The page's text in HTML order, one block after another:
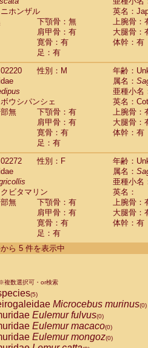
Ateles belzebuth
Ateles geoffroyi
Ateles paniscus
Atelesspp.
Lagothrix lagothricha
Lagothrix lagothricha cana(0)
Cacajao calvus
Callicebus cupreus(0)
Callicebus donacophilus(0)
Callicebus moloch(0)
Callicebus torquatus(0)
Callicebus
Chiropotes satanas
Pithecia monachus
Pithecia pithecia (0)
Cercocebus agilis (0)
Cercocebus
Cercocebus
Cercocebus
Cercocebus
Cercocebus hybrid(0)
Cercocebus
Lophocebus
Papio hamadryas
Papiospp. (0)
Mandrillus
Mandrillus sphinx
Theropithecus
Macaca arctoides
ホンザル
英名：
下顎骨：無
上腕骨：
肩甲骨：有
大腿骨：
寛骨：有
体幹：有
足：有
性別：M
年齢：
属名：
亜種小名
ウシパンシェ
英名：
無
下顎骨：有
上腕骨：
肩甲骨：有
大腿骨：
寛骨：有
体幹：有
足：有
性別：F
年齢：
属名：
亜種小名
ビタマリン
英名：
無
下顎骨：有
上腕骨：
肩甲骨：有
大腿骨：
寛骨：有
体幹：有
足：有
ら 5 件を表示中
複数選択可・or検索
(5)
Microcebus murinus(0)
Eulemur fulvus(0)
Eulemur macaco(0)
Eulemur mongoz(0)